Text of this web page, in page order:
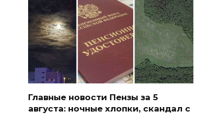
Главные новости Пензы за 5
августа: ночные хлопки, скандал с